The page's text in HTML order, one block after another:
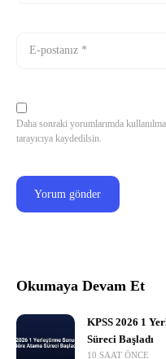
Daha sonraki yorumlarımda
tarayıcıya kaydedilsin.
Okumaya Devam Et
KPSS 2026 1
Süreci Başladı
10 SAAT ÖNCE